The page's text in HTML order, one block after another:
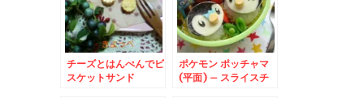
チーズとはんぺんでビ
スケットサンド
ポケモン ポッチャマ
(平面) – スライスチ